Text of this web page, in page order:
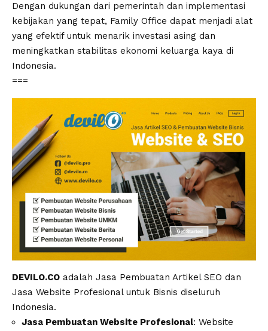
Dengan dukungan dari pemerintah dan implementasi
kebijakan yang tepat, Family Office dapat menjadi alat
yang efektif untuk menarik investasi asing dan
meningkatkan stabilitas ekonomi keluarga kaya di
Indonesia.
===
DEVILO.CO adalah Jasa Pembuatan Artikel SEO dan
Jasa Website Profesional untuk Bisnis diseluruh
Indonesia.
Jasa Pembuatan Website Profesional: Website